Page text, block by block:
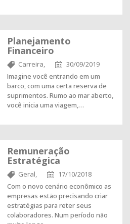
Planejamento
Financeiro
Carreira,
30/09/2019
Imagine você entrando em um
barco, com uma certa reserva de
suprimentos. Rumo ao mar aberto,
você inicia uma viagem,…
Remuneração
Estratégica
Geral,
17/10/2018
Com o novo cenário econômico as
empresas estão precisando criar
estratégias para reter seus
colaboradores. Num período não